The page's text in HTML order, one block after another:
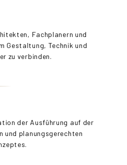
Fachplanern und
Gestaltung, Technik und
zu verbinden.
der Ausführung auf der
und planungsgerechten